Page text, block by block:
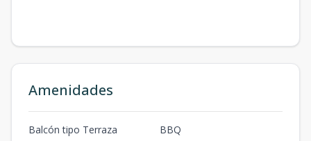
Amenidades
Balcón tipo Terraza
BBQ